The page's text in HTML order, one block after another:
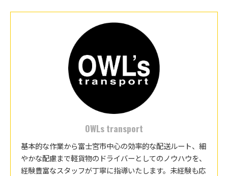
OWLs transport
基本的な作業から富士宮市中心の効率的な配送ルート、細
やかな配慮まで軽貨物のドライバーとしてのノウハウを、
経験豊富なスタッフが丁寧に指導いたします。未経験も応